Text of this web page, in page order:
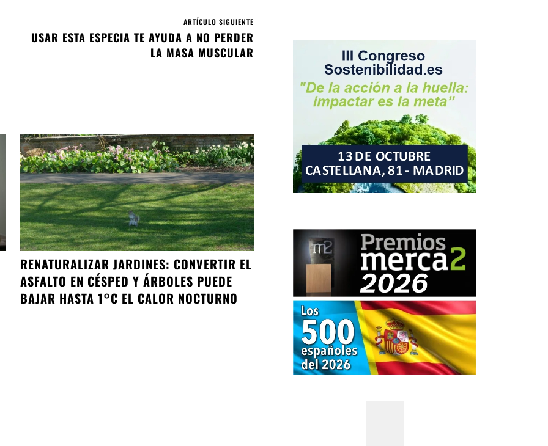
ARTÍCULO SIGUIENTE
USAR ESTA ESPECIA TE AYUDA A NO PERDER
LA MASA MUSCULAR
RENATURALIZAR JARDINES: CONVERTIR EL
ASFALTO EN CÉSPED Y ÁRBOLES PUEDE
BAJAR HASTA 1°C EL CALOR NOCTURNO